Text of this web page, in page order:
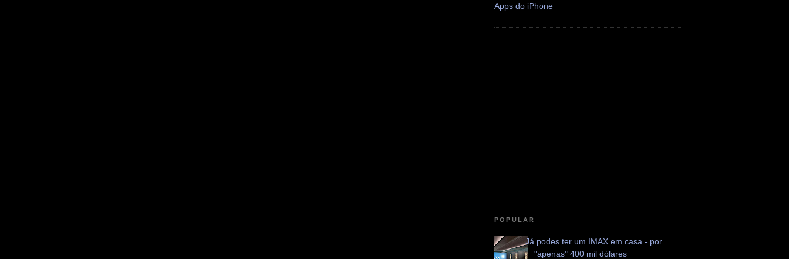
Apps do iPhone
POPULAR
Já podes ter um IMAX em casa - por
"apenas" 400 mil dólares